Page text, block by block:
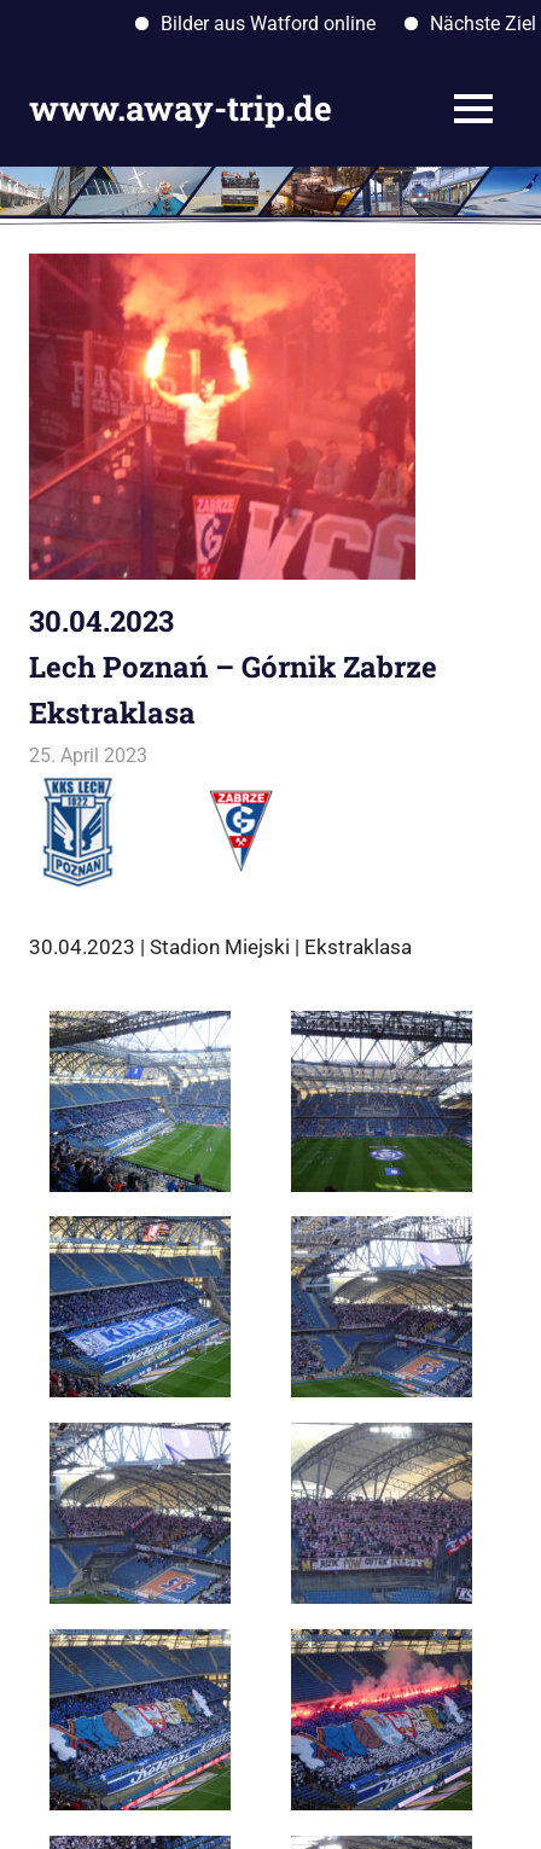
Bilder aus Watford online
Nächste Ziele:
springen
www.away-trip.de MENÜ
30.04.2023
Lech Poznań – Górnik Zabrze
Ekstraklasa
25. April 2023
30.04.2023 | Stadion Miejski | Ekstraklasa